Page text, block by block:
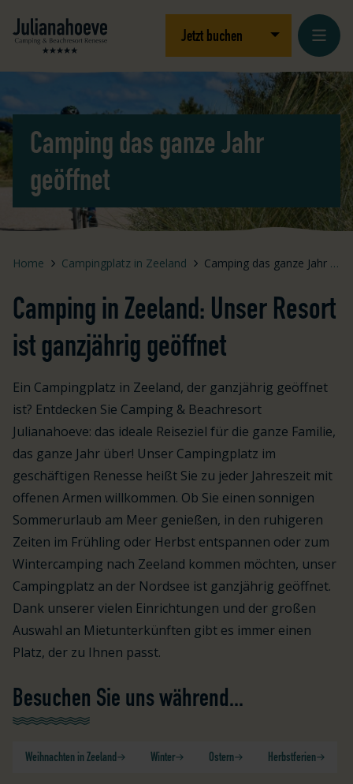
Logo Julianahoeve Jetzt buchen Dropdown
Camping das ganze Jahr
geöffnet
Home Campingplatz in Zeeland Camping das ganze Jahr geöffnet
Camping in Zeeland: Unser Resort
ist ganzjährig geöffnet
Ein Campingplatz in Zeeland, der ganzjährig geöffnet
ist? Entdecken Sie Camping & Beachresort
Julianahoeve: das ideale Reiseziel für die ganze Familie,
das ganze Jahr über! Unser Campingplatz im
geschäftigen Renesse heißt Sie zu jeder Jahreszeit mit
offenen Armen willkommen. Ob Sie einen sonnigen
Sommerurlaub am Meer genießen, in den ruhigeren
Zeiten im Frühling oder Herbst entspannen oder zum
Wintercamping nach Zeeland kommen möchten, unser
Campingplatz an der Nordsee ist ganzjährig geöffnet.
Dank unserer vielen Einrichtungen und der großen
Auswahl an Mietunterkünften gibt es immer einen
Platz, der zu Ihnen passt.
Besuchen Sie uns während...
Weihnachten in Zeeland Winter Ostern Herbstferien